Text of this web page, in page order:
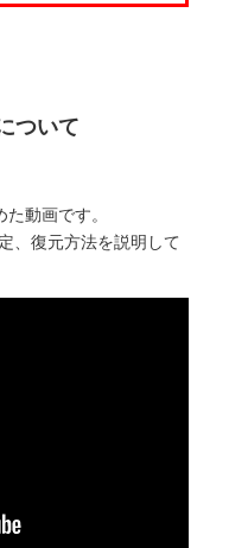
ついて
動画です。
、復元方法を説明して